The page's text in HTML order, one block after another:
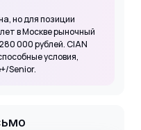
но для позиции
в Москве рыночный
000 рублей. CIAN
условия,
Senior.